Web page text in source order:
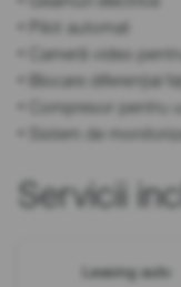
• Pilot automat
• Cameră video
• Blocare diferențial
• Compresor pentru
• Sistem de
Servicii
Leasing auto